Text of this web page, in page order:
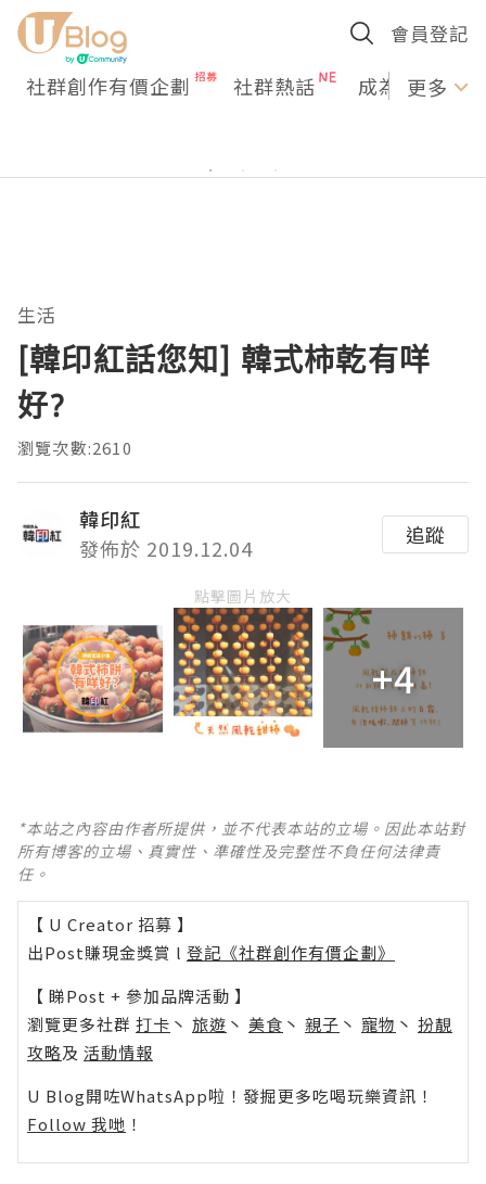
會員登記
社群創作有價企劃 社群熱話 成為U更多
生活
[韓印紅話您知] 韓式柿乾有咩
好?
瀏覽次數:2610
韓印紅
發佈於 2019.12.04
追蹤
點擊圖片放大
+4
*本站之內容由作者所提供，並不代表本站的立場。因此本站對
所有博客的立場、真實性、準確性及完整性不負任何法律責
任。
【 U Creator 招募 】
出Post賺現金獎賞 l 登記《社群創作有價企劃》
【 睇Post + 參加品牌活動 】
瀏覽更多社群 打卡 丶 旅遊 丶 美食 丶 親子 丶 寵物 丶 扮靚
攻略及 活動情報
U Blog開咗WhatsApp啦！發掘更多吃喝玩樂資訊！
Follow 我哋 ！